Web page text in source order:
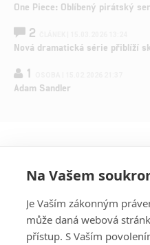
One Piece: Oblíbený pirátský
2
Nová dramatická série přiblíží
1
Adam Sandler
Na Vašem
Je Vaším zákonným
může daná webová
přístup. S Vaším